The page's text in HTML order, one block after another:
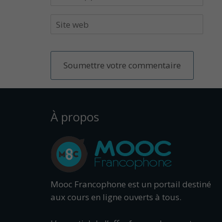
À propos
Mooc Francophone est un portail destiné
aux cours en ligne ouverts à tous.